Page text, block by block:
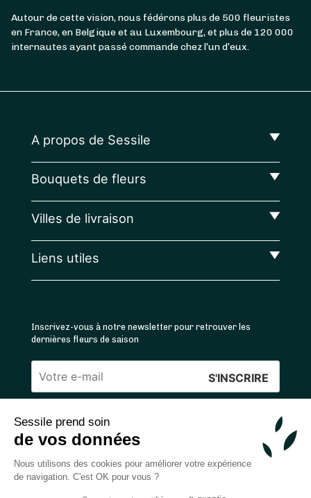
Sessile prend soin
de vos données
Nous utilisons des cookies pour améliorer votre expérience
de navigation. C'est OK pour vous ?
Autour de cette vision, nous fédérons plus de 500 fleuristes
en France, en Belgique et au Luxembourg, et plus de 120 000
internautes ayant passé commande chez l’un d’eux.
A propos de Sessile
Bouquets de fleurs
Villes de livraison
Liens utiles
Inscrivez-vous à notre newsletter pour retrouver les
dernières fleurs de saison
Veuillez
ce
champ
4.4 /5 ⭐ | 120 000+ bouquets livrés |
Achats 100% sécurisés